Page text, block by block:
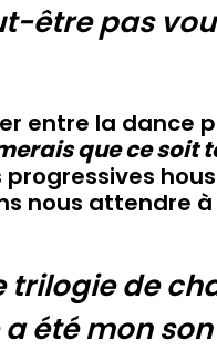
être pas
entre la dance
que ce soit
nous attendre
trilogie de
été mon